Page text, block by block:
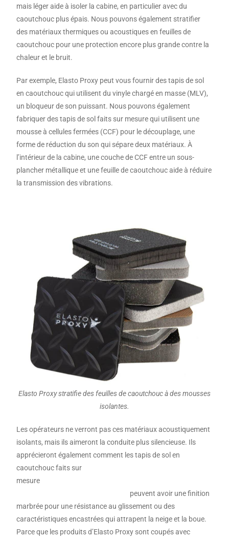
mais léger aide à isoler la cabine, en particulier avec du
caoutchouc plus épais. Nous pouvons également stratifier
des matériaux thermiques ou acoustiques en feuilles de
caoutchouc pour une protection encore plus grande contre la
chaleur et le bruit.
Par exemple, Elasto Proxy peut vous fournir des tapis de sol
en caoutchouc qui utilisent du vinyle chargé en masse (MLV),
un bloqueur de son puissant. Nous pouvons également
fabriquer des tapis de sol faits sur mesure qui utilisent une
mousse à cellules fermées (CCF) pour le découplage, une
forme de réduction du son qui sépare deux matériaux. À
l’intérieur de la cabine, une couche de CCF entre un sous-
plancher métallique et une feuille de caoutchouc aide à réduire
la transmission des vibrations.
Elasto Proxy stratifie des feuilles de caoutchouc à des mousses
isolantes.
Les opérateurs ne verront pas ces matériaux acoustiquement
isolants, mais ils aimeront la conduite plus silencieuse. Ils
apprécieront également comment les tapis de sol en
caoutchouc faits sur
mesure
peuvent avoir une finition
marbrée pour une résistance au glissement ou des
caractéristiques encastrées qui attrapent la neige et la boue.
Parce que les produits d’Elasto Proxy sont coupés avec